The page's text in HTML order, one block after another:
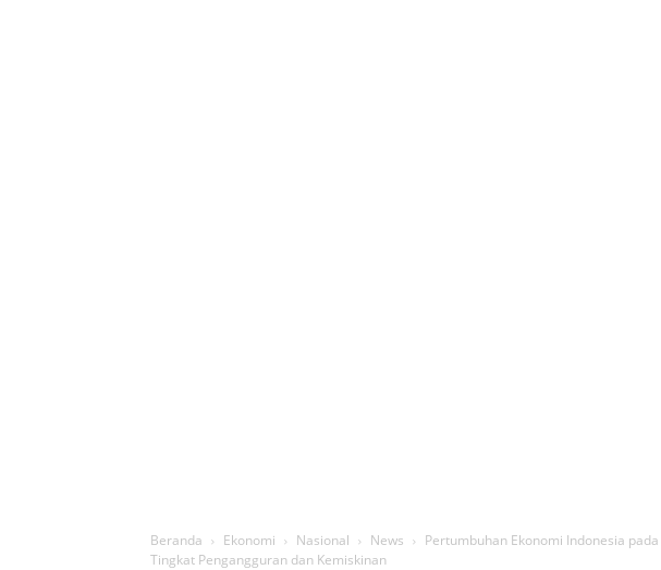
Beranda Ekonomi Nasional News
Pertumbuhan Ekonomi Indonesia
Tingkat Pengangguran dan Kemiskinan